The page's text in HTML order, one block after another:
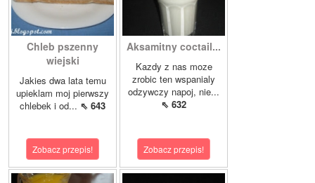
Chleb pszenny
wiejski
Jakies dwa lata temu
upieklam moj pierwszy
chlebek i od... ⇖ 643
Zobacz przepis!
Aksamitny coctail...
Kazdy z nas moze
zrobic ten wspanialy
odzywczy napoj, nie...
⇖ 632
Zobacz przepis!